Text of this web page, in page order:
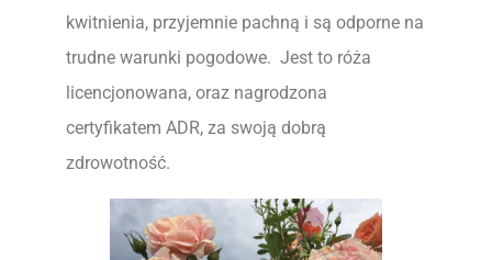
kwitnienia, przyjemnie pachną i są odporne na
trudne warunki pogodowe. Jest to róża
licencjonowana, oraz nagrodzona
certyfikatem ADR, za swoją dobrą
zdrowotność.